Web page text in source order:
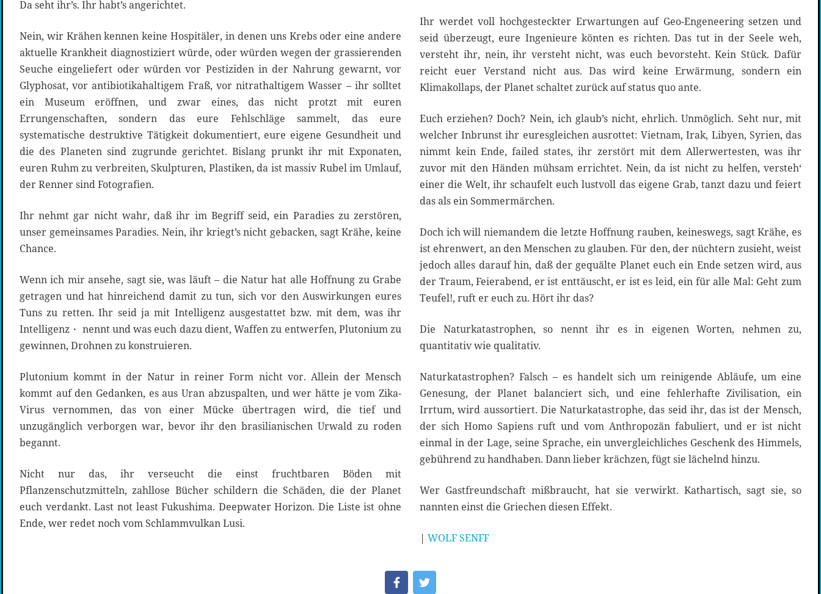
0
Da seht ihr’s. Ihr habt’s angerichtet.
Nein, wir Krähen kennen keine Hospitäler, in denen uns Krebs oder eine andere
aktuelle Krankheit diagnostiziert würde, oder würden wegen der grassierenden
Seuche eingeliefert oder würden vor Pestiziden in der Nahrung gewarnt, vor
Glyphosat, vor antibiotikahaltigem Fraß, vor nitrathaltigem Wasser – ihr solltet
ein Museum eröffnen, und zwar eines, das nicht protzt mit euren
Errungenschaften, sondern das eure Fehlschläge sammelt, das eure
systematische destruktive Tätigkeit dokumentiert, eure eigene Gesundheit und
die des Planeten sind zugrunde gerichtet. Bislang prunkt ihr mit Exponaten,
euren Ruhm zu verbreiten, Skulpturen, Plastiken, da ist massiv Rubel im Umlauf,
der Renner sind Fotografien.
Ihr nehmt gar nicht wahr, daß ihr im Begriff seid, ein Paradies zu zerstören,
unser gemeinsames Paradies. Nein, ihr kriegt’s nicht gebacken, sagt Krähe, keine
Chance.
Wenn ich mir ansehe, sagt sie, was läuft – die Natur hat alle Hoffnung zu Grabe
getragen und hat hinreichend damit zu tun, sich vor den Auswirkungen eures
Tuns zu retten. Ihr seid ja mit Intelligenz ausgestattet bzw. mit dem, was ihr
Intelligenz・ nennt und was euch dazu dient, Waffen zu entwerfen, Plutonium zu
gewinnen, Drohnen zu konstruieren.
Plutonium kommt in der Natur in reiner Form nicht vor. Allein der Mensch
kommt auf den Gedanken, es aus Uran abzuspalten, und wer hätte je vom Zika-
Virus vernommen, das von einer Mücke übertragen wird, die tief und
unzugänglich verborgen war, bevor ihr den brasilianischen Urwald zu roden
begannt.
Nicht nur das, ihr verseucht die einst fruchtbaren Böden mit
Pflanzenschutzmitteln, zahllose Bücher schildern die Schäden, die der Planet
euch verdankt. Last not least Fukushima. Deepwater Horizon. Die Liste ist ohne
Ende, wer redet noch vom Schlammvulkan Lusi.
Ihr werdet voll hochgesteckter Erwartungen auf Geo-Engeneering setzen und
seid überzeugt, eure Ingenieure könten es richten. Das tut in der Seele weh,
versteht ihr, nein, ihr versteht nicht, was euch bevorsteht. Kein Stück. Dafür
reicht euer Verstand nicht aus. Das wird keine Erwärmung, sondern ein
Klimakollaps, der Planet schaltet zurück auf status quo ante.
Euch erziehen? Doch? Nein, ich glaub’s nicht, ehrlich. Unmöglich. Seht nur, mit
welcher Inbrunst ihr euresgleichen ausrottet: Vietnam, Irak, Libyen, Syrien, das
nimmt kein Ende, failed states, ihr zerstört mit dem Allerwertesten, was ihr
zuvor mit den Händen mühsam errichtet. Nein, da ist nicht zu helfen, versteh‘
einer die Welt, ihr schaufelt euch lustvoll das eigene Grab, tanzt dazu und feiert
das als ein Sommermärchen.
Doch ich will niemandem die letzte Hoffnung rauben, keineswegs, sagt Krähe, es
ist ehrenwert, an den Menschen zu glauben. Für den, der nüchtern zusieht, weist
jedoch alles darauf hin, daß der gequälte Planet euch ein Ende setzen wird, aus
der Traum, Feierabend, er ist enttäuscht, er ist es leid, ein für alle Mal: Geht zum
Teufel!, ruft er euch zu. Hört ihr das?
Die Naturkatastrophen, so nennt ihr es in eigenen Worten, nehmen zu,
quantitativ wie qualitativ.
Naturkatastrophen? Falsch – es handelt sich um reinigende Abläufe, um eine
Genesung, der Planet balanciert sich, und eine fehlerhafte Zivilisation, ein
Irrtum, wird aussortiert. Die Naturkatastrophe, das seid ihr, das ist der Mensch,
der sich Homo Sapiens ruft und vom Anthropozän fabuliert, und er ist nicht
einmal in der Lage, seine Sprache, ein unvergleichliches Geschenk des Himmels,
gebührend zu handhaben. Dann lieber krächzen, fügt sie lächelnd hinzu.
Wer Gastfreundschaft mißbraucht, hat sie verwirkt. Kathartisch, sagt sie, so
nannten einst die Griechen diesen Effekt.
| WOLF SENFF